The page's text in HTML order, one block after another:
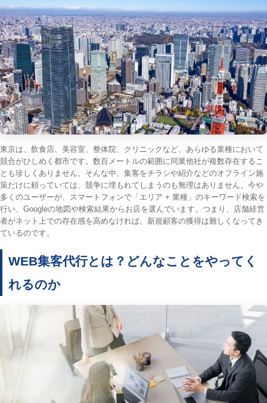
東京は、飲食店、美容室、整体院、クリニックなど、あらゆる業種において
競合がひしめく都市です。数百メートルの範囲に同業他社が複数存在するこ
とも珍しくありません。そんな中、集客をチラシや紹介などのオフライン施
策だけに頼っていては、競争に埋もれてしまうのも無理はありません。今や
多くのユーザーが、スマートフォンで「エリア + 業種」のキーワード検索を
行い、Googleの地図や検索結果からお店を選んでいます。つまり、店舗経営
者がネット上での存在感を高めなければ、新規顧客の獲得は難しくなってき
ているのです。
WEB集客代行とは？どんなことをやってく
れるのか